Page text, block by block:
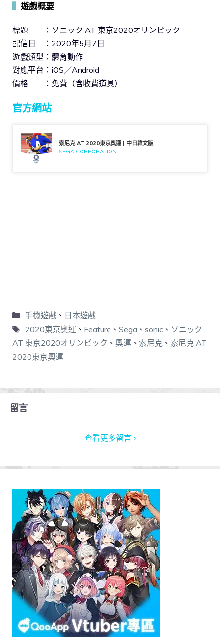
遊戲概要
標題 ：ソニック AT 東京2020オリンピック
配信日 ：2020年5月7日
遊戲類型：體育動作
對應平台：iOS／Android
價格 ：免費（含收費道具）
官方網站
索尼克 AT 2020東京奧運 | 中日韓文版
SEGA CORPORATION
手機遊戲、 日本遊戲
2020東京奧運 、 Feature 、 Sega 、 sonic、 ソニック
AT 東京2020オリンピック 、 奧運 、 索尼克 、 索尼克 AT
2020東京奧運
留言
查看更多留言 ›